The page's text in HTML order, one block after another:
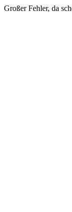
Großer Fehler, da